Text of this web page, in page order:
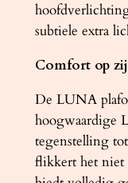
subtiele extra
Comfort op
De LUNA
hoogwaardige
tegenstelling
flikkert het niet